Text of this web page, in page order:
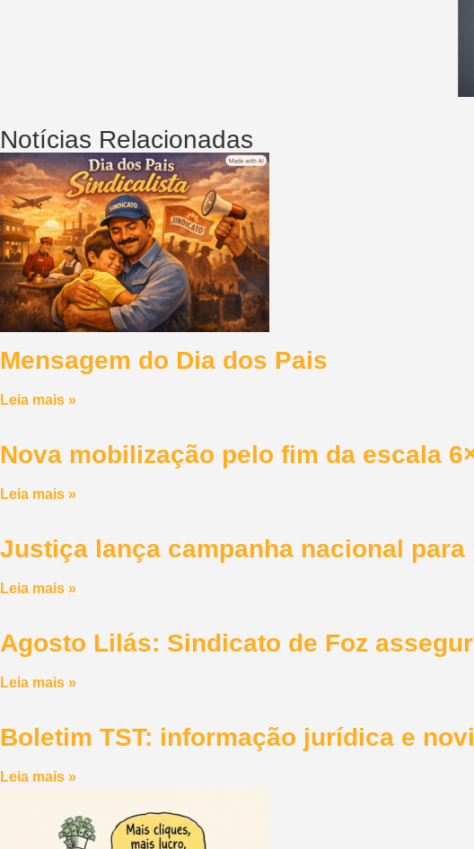
Notícias Relacionadas
Mensagem do Dia dos Pais
Leia mais »
Nova mobilização pelo fim da escala
Leia mais »
Justiça lança campanha nacional
Leia mais »
Agosto Lilás: Sindicato de Foz
Leia mais »
Boletim TST: informação jurídica e
Leia mais »